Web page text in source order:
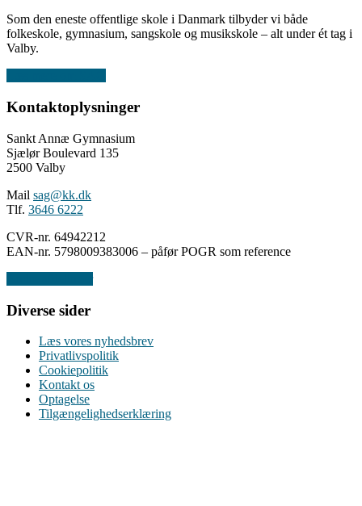
Som den eneste offentlige skole i Danmark tilbyder vi både
folkeskole, gymnasium, sangskole og musikskole – alt under ét tag i
Valby.
Kontaktoplysninger
Sankt Annæ Gymnasium
Sjælør Boulevard 135
2500 Valby
Mail sag@kk.dk
Tlf. 3646 6222
CVR-nr. 64942212
EAN-nr. 5798009383006 – påfør POGR som reference
Diverse sider
Læs vores nyhedsbrev
Privatlivspolitik
Cookiepolitik
Kontakt os
Optagelse
Tilgængelighedserklæring